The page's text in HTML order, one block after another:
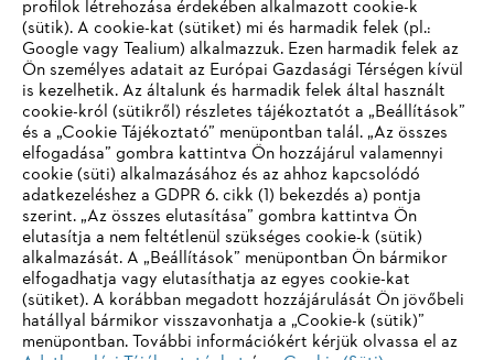
Információk a beszállítók számára
Termékek
Kapcsolat
Karrier
Bejelentő rendszer
profilok létrehozása érdekében alkalmazott cookie-k
(sütik). A cookie-kat (sütiket) mi és harmadik felek (pl.:
Google vagy Tealium) alkalmazzuk. Ezen harmadik felek az
Ön személyes adatait az Európai Gazdasági Térségen kívül
is kezelhetik. Az általunk és harmadik felek által használt
cookie-król (sütikről) részletes tájékoztatót a „Beállítások”
és a „Cookie Tájékoztató” menüpontban talál. „Az összes
elfogadása” gombra kattintva Ön hozzájárul valamennyi
cookie (süti) alkalmazásához és az ahhoz kapcsolódó
adatkezeléshez a GDPR 6. cikk (1) bekezdés a) pontja
szerint. „Az összes elutasítása” gombra kattintva Ön
elutasítja a nem feltétlenül szükséges cookie-k (sütik)
alkalmazását. A „Beállítások” menüpontban Ön bármikor
elfogadhatja vagy elutasíthatja az egyes cookie-kat
(sütiket). A korábban megadott hozzájárulását Ön jövőbeli
hatállyal bármikor visszavonhatja a „Cookie-k (sütik)”
menüpontban. További információkért kérjük olvassa el az